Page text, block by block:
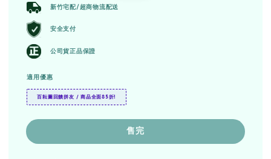
新竹宅配/超商物流配送
安全支付
公司貨正品保證
適用優惠
百耘圖回饋拼友 / 商品全面85折!
售完